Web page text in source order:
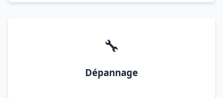
🔧
Dépannage